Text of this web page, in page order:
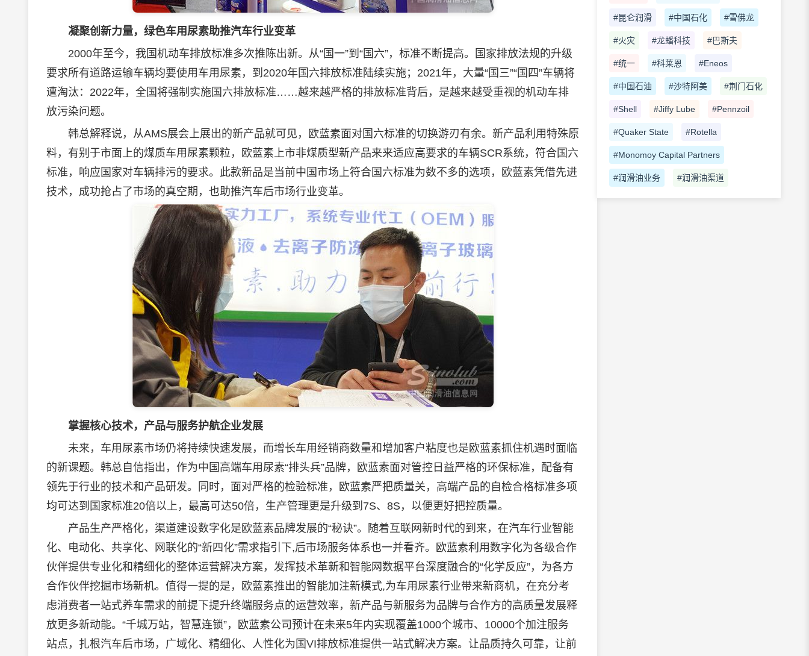
凝聚创新力量，绿色车用尿素助推汽车行业变革
2000年至今，我国机动车排放标准多次推陈出新。从“国一”到“国六”，标准不断提高。国家排放法规的升级
要求所有道路运输车辆均要使用车用尿素，到2020年国六排放标准陆续实施；2021年，大量“国三”“国四”车辆将
遭淘汰：2022年，全国将强制实施国六排放标准……越来越严格的排放标准背后，是越来越受重视的机动车排
放污染问题。
韩总解释说，从AMS展会上展出的新产品就可见，欧蓝素面对国六标准的切换游刃有余。新产品利用特殊原
料，有别于市面上的煤质车用尿素颗粒，欧蓝素上市非煤质型新产品来来适应高要求的车辆SCR系统，符合国六
标准，响应国家对车辆排污的要求。此款新品是当前中国市场上符合国六标准为数不多的选项，欧蓝素凭借先进
技术，成功抢占了市场的真空期，也助推汽车后市场行业变革。
掌握核心技术，产品与服务护航企业发展
未来，车用尿素市场仍将持续快速发展，而增长车用经销商数量和增加客户粘度也是欧蓝素抓住机遇时面临
的新课题。韩总自信指出，作为中国高端车用尿素“排头兵”品牌，欧蓝素面对管控日益严格的环保标准，配备有
领先于行业的技术和产品研发。同时，面对严格的检验标准，欧蓝素严把质量关，高端产品的自检合格标准多项
均可达到国家标准20倍以上，最高可达50倍，生产管理更是升级到7S、8S，以便更好把控质量。
产品生产严格化，渠道建设数字化是欧蓝素品牌发展的“秘诀”。随着互联网新时代的到来，在汽车行业智能
化、电动化、共享化、网联化的“新四化”需求指引下,后市场服务体系也一并看齐。欧蓝素利用数字化为各级合作
伙伴提供专业化和精细化的整体运营解决方案，发挥技术革新和智能网数据平台深度融合的“化学反应”，为各方
合作伙伴挖掘市场新机。值得一提的是，欧蓝素推出的智能加注新模式,为车用尿素行业带来新商机，在充分考
虑消费者一站式养车需求的前提下提升终端服务点的运营效率，新产品与新服务为品牌与合作方的高质量发展释
放更多新动能。“千城万站，智慧连锁”，欧蓝素公司预计在未来5年内实现覆盖1000个城市、10000个加注服务
站点，扎根汽车后市场，广域化、精细化、人性化为国VI排放标准提供一站式解决方案。让品质持久可靠，让前
#昆仑润滑 #中国石化 #雪佛龙
#火灾 #龙蟠科技 #巴斯夫
#统一 #科莱恩 #Eneos
#中国石油 #沙特阿美 #荆门石化
#Shell #Jiffy Lube #Pennzoil
#Quaker State #Rotella
#Monomoy Capital Partners
#润滑油业务 #润滑油渠道